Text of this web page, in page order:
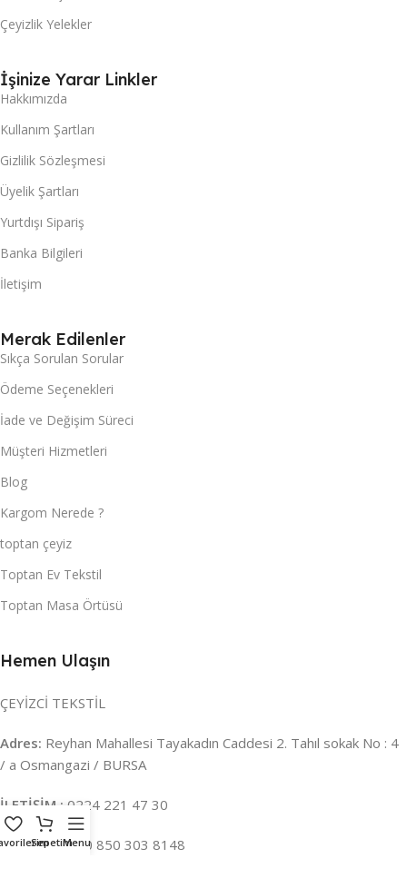
Çeyizlik Yelekler
İşinize Yarar Linkler
Hakkımızda
Kullanım Şartları
Gizlilik Sözleşmesi
Üyelik Şartları
Yurtdışı Sipariş
Banka Bilgileri
İletişim
Merak Edilenler
Sıkça Sorulan Sorular
Ödeme Seçenekleri
İade ve Değişim Süreci
Müşteri Hizmetleri
Blog
Kargom Nerede ?
toptan çeyiz
Toptan Ev Tekstil
Toptan Masa Örtüsü
Hemen Ulaşın
ÇEYİZCİ TEKSTİL
Adres: Reyhan Mahallesi Tayakadın Caddesi 2. Tahıl sokak No : 4
/ a Osmangazi / BURSA
İLETİŞİM : 0224 221 47 30
WHATSAPP :0 850 303 8148
SepetimMenu